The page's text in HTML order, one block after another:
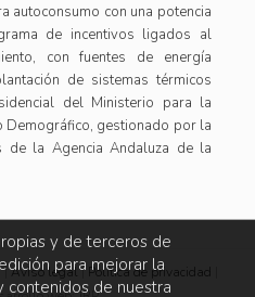
autoconsumo con una potencia
de incentivos ligados al
con fuentes de energía
de sistemas térmicos
del Ministerio para la
Demográfico, gestionado por la
de la Agencia Andaluza de la
|Aviso legal|Política de privacidad
y de terceros de
para mejorar la
contenidos de nuestra